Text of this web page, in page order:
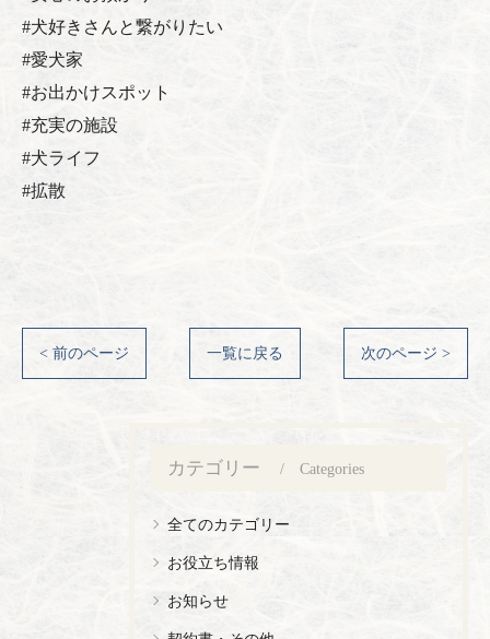
#犬好きさんと繋がりたい
#愛犬家
#お出かけスポット
#充実の施設
#犬ライフ
#拡散
< 前のページ 一覧に戻る 次のページ >
カテゴリー Categories
全てのカテゴリー
お役立ち情報
お知らせ